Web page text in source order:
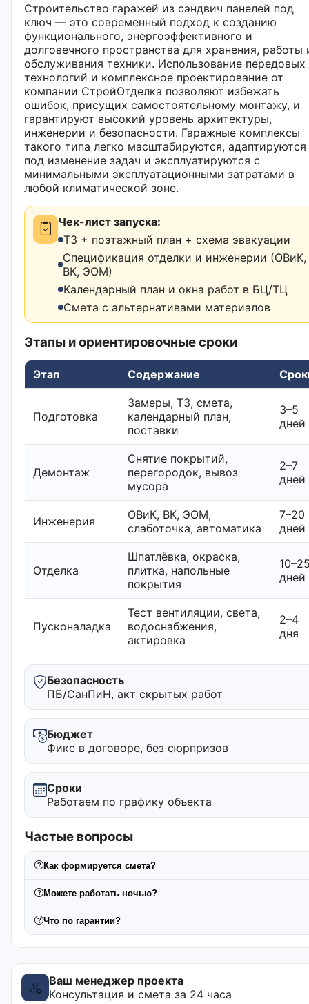
Строительство гаражей из сэндвич панелей под
ключ — это современный подход к созданию
функционального, энергоэффективного и
долговечного пространства для хранения, работы
обслуживания техники. Использование передовых
технологий и комплексное проектирование от
компании СтройОтделка позволяют избежать
ошибок, присущих самостоятельному монтажу, и
гарантируют высокий уровень архитектуры,
инженерии и безопасности. Гаражные комплексы
такого типа легко масштабируются, адаптируются
под изменение задач и эксплуатируются с
минимальными эксплуатационными затратами в
любой климатической зоне.
Чек-лист запуска:
ТЗ + поэтажный план + схема эвакуации
Спецификация отделки и инженерии (ОВиК,
ВК, ЭОМ)
Календарный план и окна работ в БЦ/ТЦ
Смета с альтернативами материалов
Этапы и ориентировочные сроки
Этап Содержание
Подготовка
Замеры, ТЗ, смета,
календарный план,
поставки
3–5
дней
Демонтаж
Снятие покрытий,
перегородок, вывоз
мусора
2–7
дней
Инженерия
ОВиК, ВК, ЭОМ,
слаботочка, автоматика
7–20
дней
Отделка
Шпатлёвка, окраска,
плитка, напольные
покрытия
дней
Пусконаладка
Тест вентиляции, света,
водоснабжения,
актировка
2–4
дня
Безопасность
ПБ/СанПиН, акт скрытых работ
Бюджет
Фикс в договоре, без сюрпризов
Сроки
Работаем по графику объекта
Частые вопросы
Как формируется смета?
Можете работать ночью?
Что по гарантии?
Ваш менеджер проекта
Консультация и смета за 24 часа